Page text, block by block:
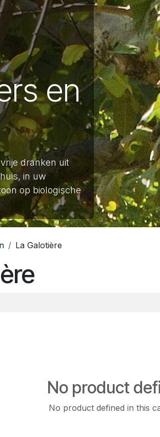
en
dranken uit
in uw
op biologische
La Galotière
No product
No product defined in this